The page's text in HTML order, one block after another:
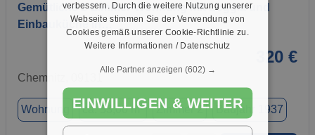
Gemütliche 2-Zimmer-Wohnung mit Loggia und
Einbauküche in…
320 €
Chemnitz, 09131
Wohnung ca. 53,00 m² Zimmer 2 Baujahr 1937
verbessern. Durch die weitere Nutzung unserer
Webseite stimmen Sie der Verwendung von
Cookies gemäß unserer Cookie-Richtlinie zu.
Weitere Informationen / Datenschutz
Alle Partner anzeigen (602) →
EINWILLIGEN & WEITER